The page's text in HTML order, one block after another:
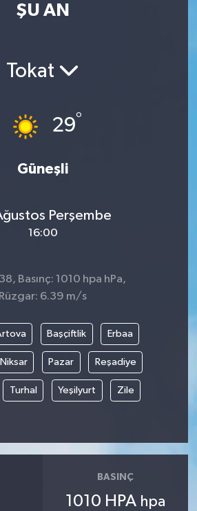
ŞU AN
Tokat
29°
Güneşli
Perşembe
16:00
Basınç: 1010 hpa hPa,
Rüzgar: 6.39 m/s
Başçiftlik Erbaa
Niksar Pazar Reşadiye
Turhal Yeşilyurt Zile
BASINÇ
1010 HPA hpa